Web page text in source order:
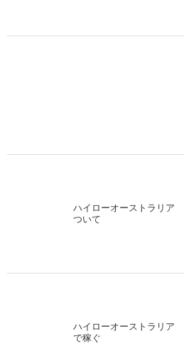
ハイローオーストラリ
ついて
ハイローオーストラリ
で稼ぐ
ハイローオーストラリア